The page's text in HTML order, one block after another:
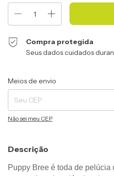
Compra protegida
Seus dados cuidados
Entregas para o CEP:
Meios de envio
Não sei meu CEP
Descrição
Puppy Bree é toda de pelúcia